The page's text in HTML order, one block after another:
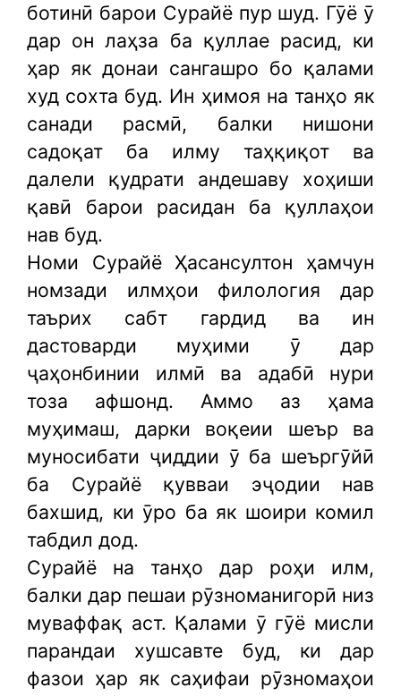
ботинӣ барои Сурайё пур шуд. Гӯё ӯ
дар он лаҳза ба қуллае расид, ки
ҳар як донаи сангашро бо қалами
худ сохта буд. Ин ҳимоя на танҳо як
санади расмӣ, балки нишони
садоқат ба илму таҳқиқот ва
далели қудрати андешаву хоҳиши
қавӣ барои расидан ба қуллаҳои
нав буд.
Номи Сурайё Ҳасансултон ҳамчун
номзади илмҳои филология дар
таърих сабт гардид ва ин
дастоварди муҳими ӯ дар
ҷаҳонбинии илмӣ ва адабӣ нури
тоза афшонд. Аммо аз ҳама
муҳимаш, дарки воқеии шеър ва
муносибати ҷиддии ӯ ба шеъргӯйӣ
ба Сурайё қувваи эҷодии нав
бахшид, ки ӯро ба як шоири комил
табдил дод.
Сурайё на танҳо дар роҳи илм,
балки дар пешаи рӯзноманигорӣ низ
муваффақ аст. Қалами ӯ гӯё мисли
парандаи хушсавте буд, ки дар
фазои ҳар як саҳифаи рӯзномаҳои